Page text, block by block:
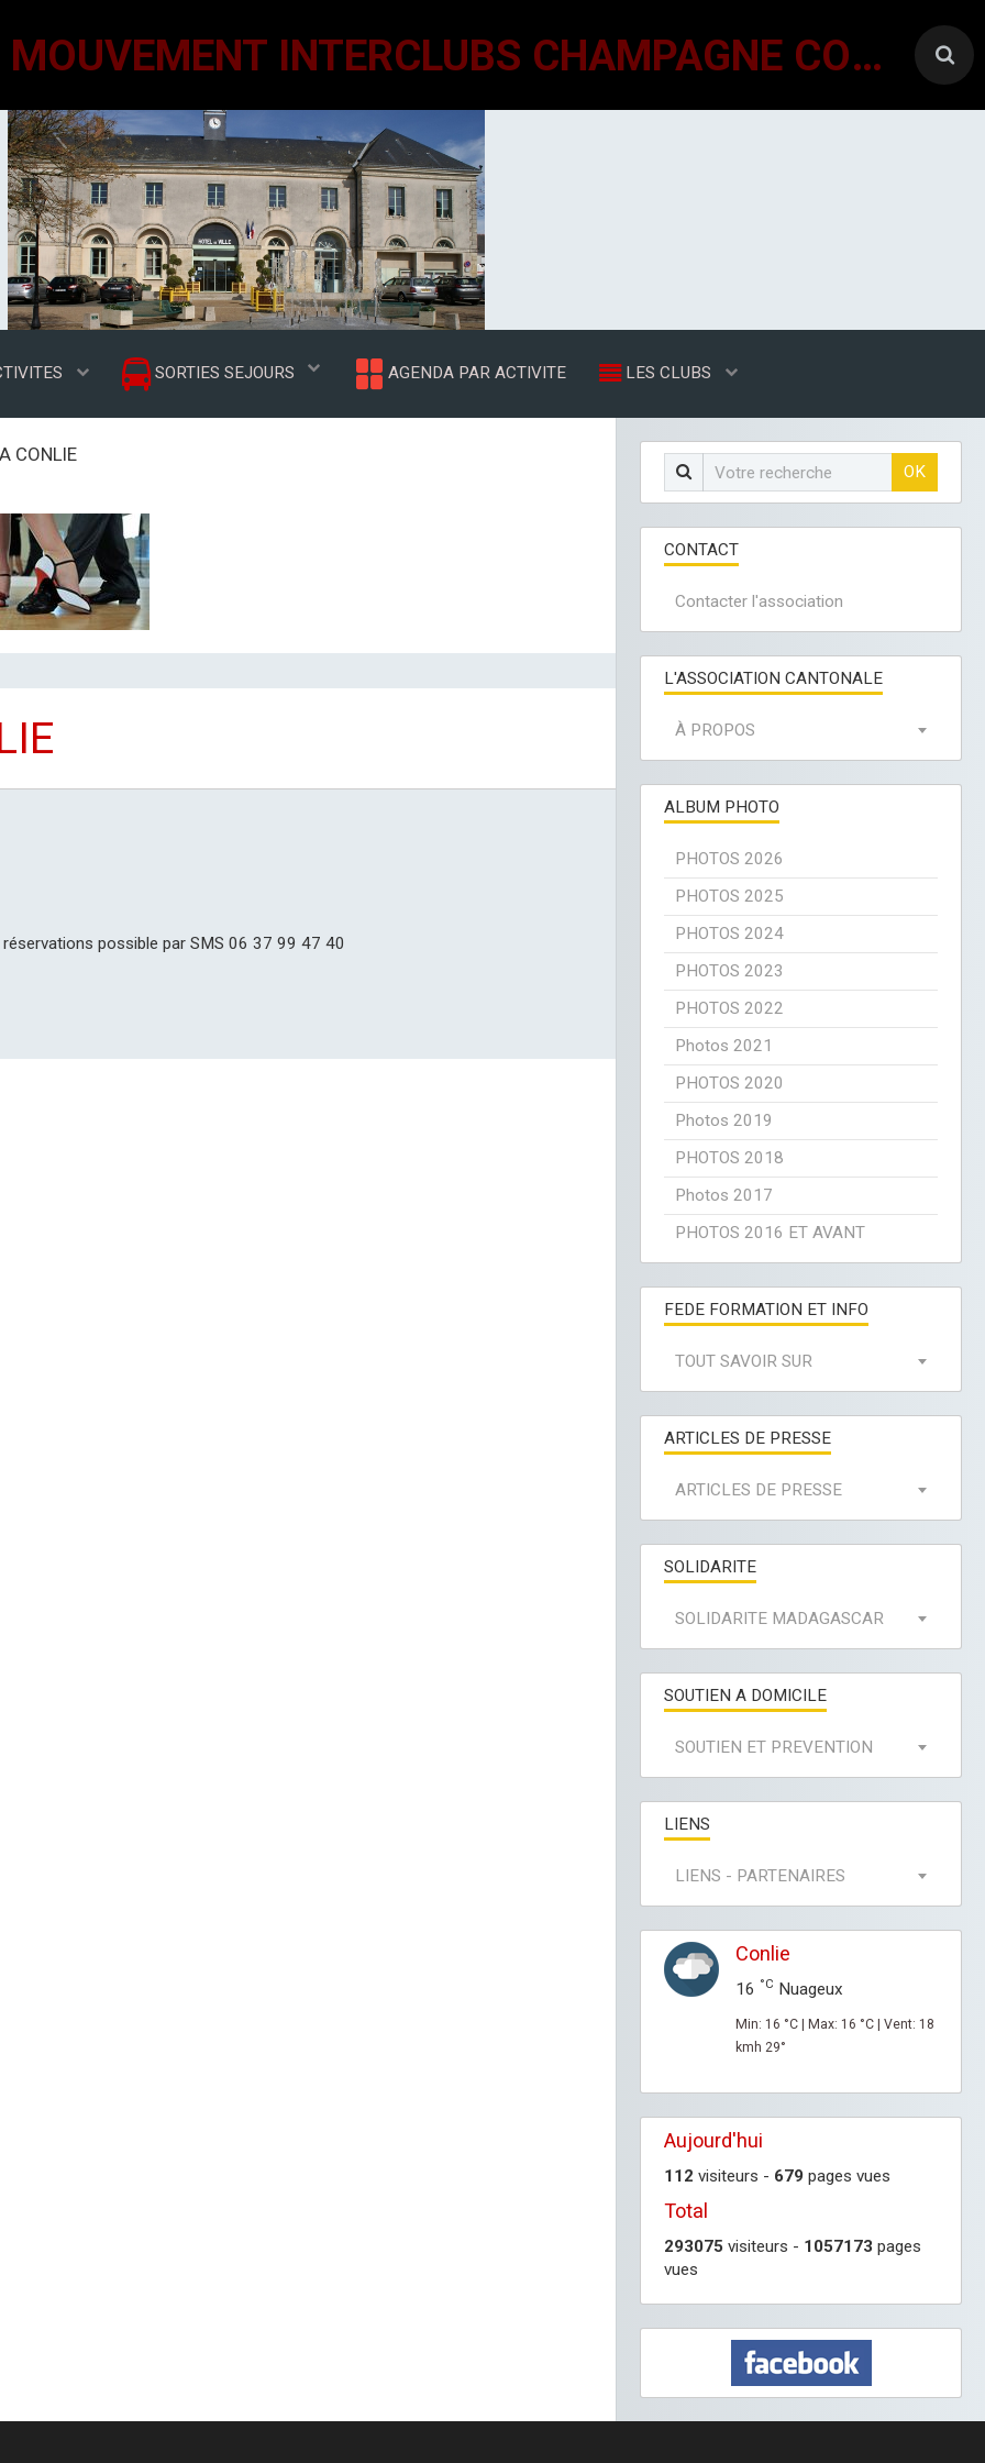
GÉNÉRATIONS MOUVEMENT INTERCLUBS CHAMPAGNE CONLINOISE
SORTIES SEJOURS AGENDA PAR ACTIVITE LES CLUBS
CONLIE
possible par SMS 06 37 99 47 40
OK
CONTACT
Contacter l'association
L'ASSOCIATION CANTONALE
À PROPOS
ALBUM PHOTO
PHOTOS 2026
PHOTOS 2025
PHOTOS 2024
PHOTOS 2023
PHOTOS 2022
Photos 2021
PHOTOS 2020
Photos 2019
PHOTOS 2018
Photos 2017
PHOTOS 2016 ET AVANT
FEDE FORMATION ET INFO
TOUT SAVOIR SUR
ARTICLES DE PRESSE
ARTICLES DE PRESSE
SOLIDARITE
SOLIDARITE MADAGASCAR
SOUTIEN A DOMICILE
SOUTIEN ET PREVENTION
LIENS
LIENS - PARTENAIRES
Conlie
16 °C Nuageux
Min: 16 °C | Max: 16 °C | Vent: 18
kmh 29°
Aujourd'hui
112 visiteurs - 679 pages vues
Total
293075 visiteurs - 1057173 pages
vues